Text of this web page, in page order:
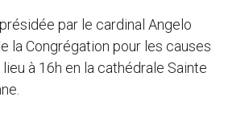
par le cardinal Angelo
la Congrégation pour les causes
à 16h en la cathédrale Sainte